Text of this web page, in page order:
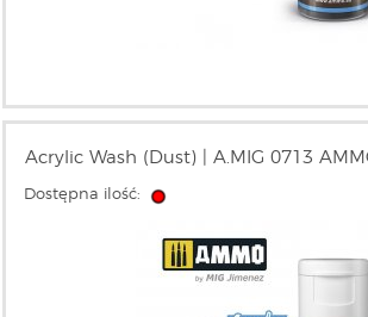
Acrylic Wash (Dust) | A.MIG 0713
Dostępna ilość: